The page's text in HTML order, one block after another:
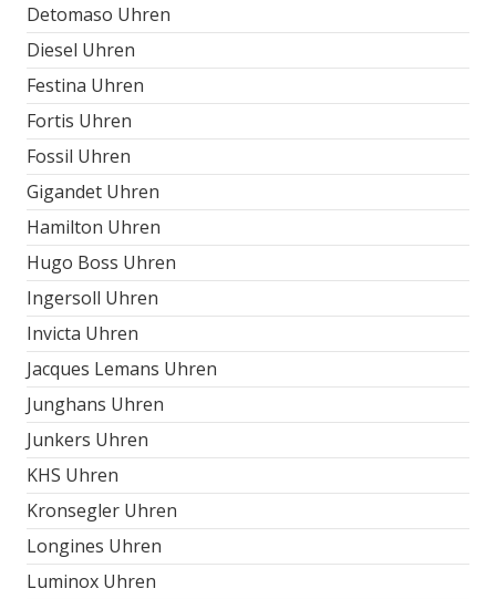
Detomaso Uhren
Diesel Uhren
Festina Uhren
Fortis Uhren
Fossil Uhren
Gigandet Uhren
Hamilton Uhren
Hugo Boss Uhren
Ingersoll Uhren
Invicta Uhren
Jacques Lemans Uhren
Junghans Uhren
Junkers Uhren
KHS Uhren
Kronsegler Uhren
Longines Uhren
Luminox Uhren